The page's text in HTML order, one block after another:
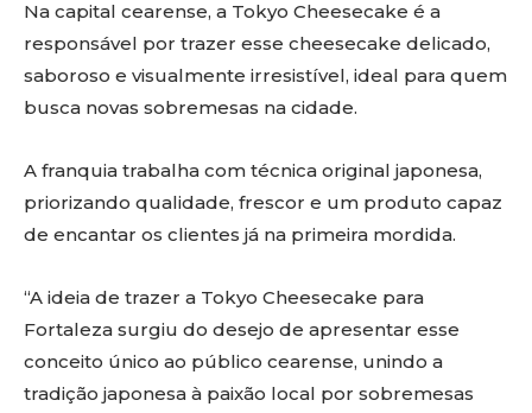
Na capital cearense, a Tokyo Cheesecake é a
responsável por trazer esse cheesecake delicado,
saboroso e visualmente irresistível, ideal para quem
busca novas sobremesas na cidade.
A franquia trabalha com técnica original japonesa,
priorizando qualidade, frescor e um produto capaz
de encantar os clientes já na primeira mordida.
“A ideia de trazer a Tokyo Cheesecake para
Fortaleza surgiu do desejo de apresentar esse
conceito único ao público cearense, unindo a
tradição japonesa à paixão local por sobremesas